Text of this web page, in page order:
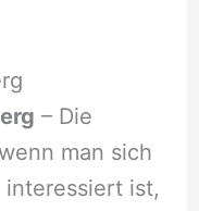
– Die
man sich
ist,